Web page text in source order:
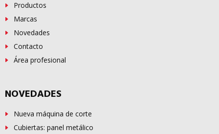
Productos
Marcas
Novedades
Contacto
Área profesional
NOVEDADES
Nueva máquina de corte
Cubiertas: panel metálico